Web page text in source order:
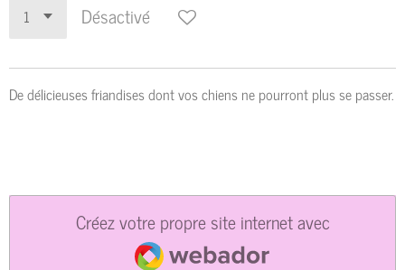
Désactivé
De délicieuses friandises dont vos chiens ne pourront plus se passer.
Créez votre propre site internet avec
Webador